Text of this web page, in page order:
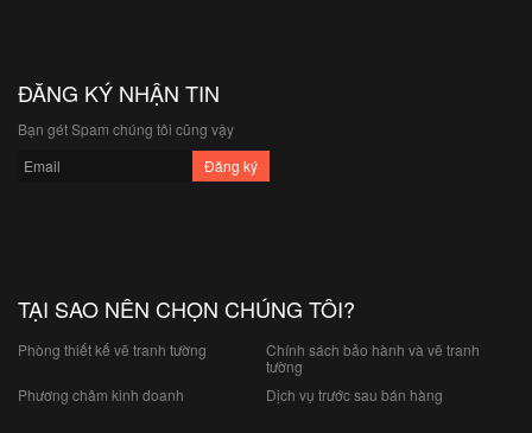
ĐĂNG KÝ NHẬN TIN
Bạn gét Spam chúng tôi cũng vậy
TẠI SAO NÊN CHỌN CHÚNG TÔI?
Phòng thiết kế vẽ tranh tường
Chính sách bảo hành và vẽ tranh
tường
Phương châm kinh doanh
Dịch vụ trước sau bán hàng